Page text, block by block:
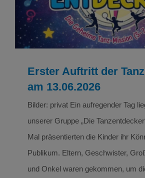
NEWS Tanzen
Erster Auftritt der
am 13.06.2026
Bilder: privat Ein aufregender Tag
unserer Gruppe „Die
Mal präsentierten die Kinder ihr
Publikum. Eltern, Geschwister,
und Onkel waren gekommen, um